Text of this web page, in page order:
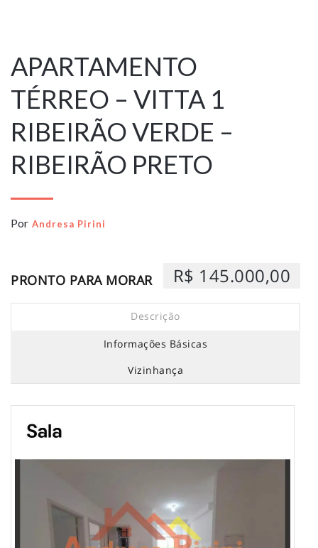
APARTAMENTO
TÉRREO – VITTA 1
RIBEIRÃO VERDE –
RIBEIRÃO PRETO
Por Andresa Pirini
PRONTO PARA MORAR R$ 145.000,00
Descrição
Informações Básicas
Vizinhança